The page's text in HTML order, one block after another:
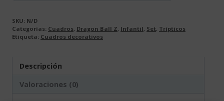
SKU: N/D
Categorías: Cuadros, Dragon Ball Z, Infantil, Set, Trípticos
Etiqueta: Cuadros decorativos
Descripción
Valoraciones (0)